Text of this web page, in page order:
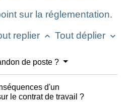
sur la réglementation.
replier keyboard_arrow_up Tout déplier keyboard_arrow_down
de poste ?
d'un
le contrat de travail ?